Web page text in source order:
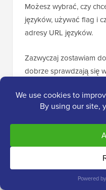
Możesz wybrać, czy
języków, używać flag i
adresy URL języków.
Zazwyczaj zostawiam
dobrze sprawdzają się
Krok 3: